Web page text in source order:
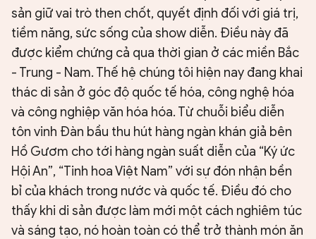
sản giữ vai trò then chốt, quyết định đối với giá trị,
tiềm năng, sức sống của show diễn. Điều này đã
được kiểm chứng cả qua thời gian ở các miền Bắc
- Trung - Nam. Thế hệ chúng tôi hiện nay đang khai
thác di sản ở góc độ quốc tế hóa, công nghệ hóa
và công nghiệp văn hóa hóa. Từ chuỗi biểu diễn
tôn vinh Đàn bầu thu hút hàng ngàn khán giả bên
Hồ Gươm cho tới hàng ngàn suất diễn của “Ký ức
Hội An”, “Tinh hoa Việt Nam” với sự đón nhận bền
bỉ của khách trong nước và quốc tế. Điều đó cho
thấy khi di sản được làm mới một cách nghiêm túc
và sáng tạo, nó hoàn toàn có thể trở thành món ăn